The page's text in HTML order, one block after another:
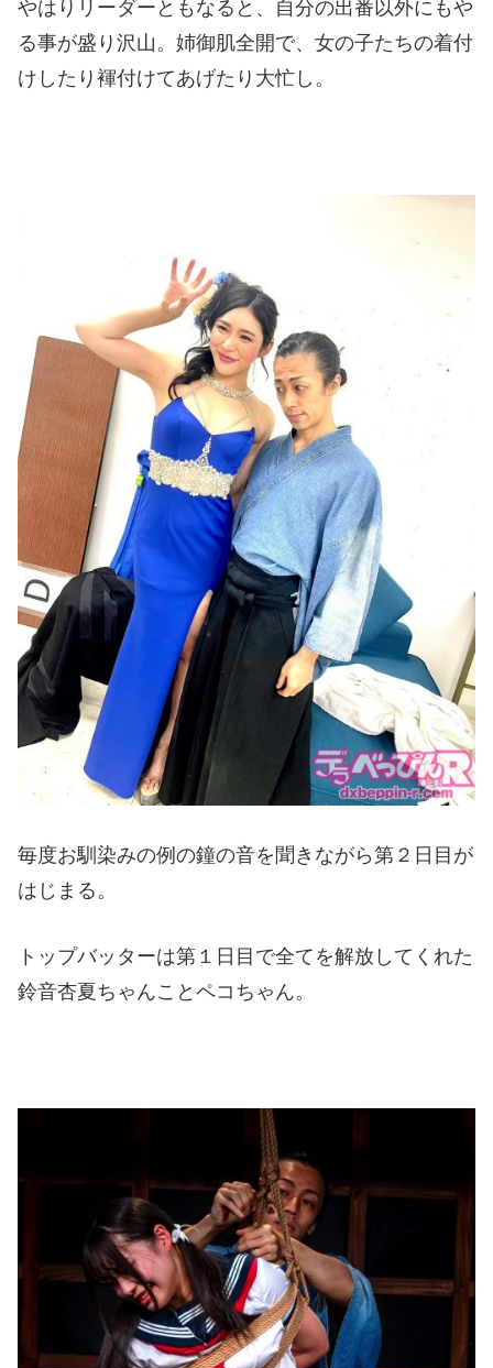
やはりリーダーともなると、自分の出番以外にもや
る事が盛り沢山。姉御肌全開で、女の子たちの着付
けしたり褌付けてあげたり大忙し。
毎度お馴染みの例の鐘の音を聞きながら第２日目が
はじまる。
トップバッターは第１日目で全てを解放してくれた
鈴音杏夏ちゃんことペコちゃん。